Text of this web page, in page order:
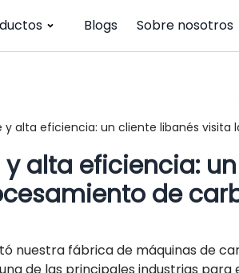
Blogs Sobre nosotros
alta eficiencia: un cliente libanés visita
alta eficiencia:
de
nuestra fábrica de máquinas de